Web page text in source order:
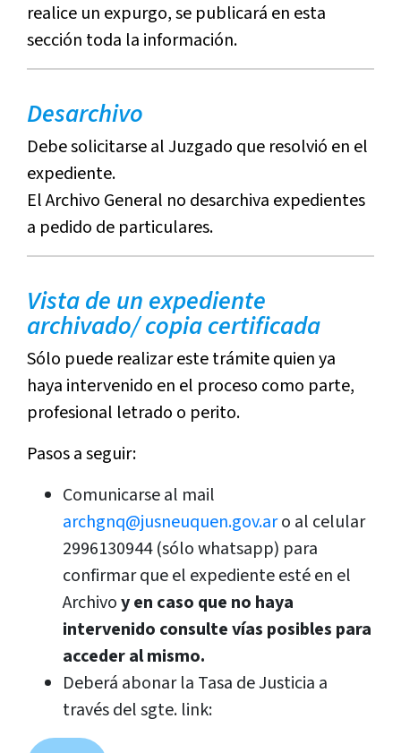
realice un expurgo, se publicará en esta
sección toda la información.
Desarchivo
Debe solicitarse al Juzgado que resolvió en el
expediente.
El Archivo General no desarchiva expedientes
a pedido de particulares.
Vista de un expediente
archivado/ copia certificada
Sólo puede realizar este trámite quien ya
haya intervenido en el proceso como parte,
profesional letrado o perito.
Pasos a seguir:
Comunicarse al mail
archgnq@jusneuquen.gov.aro al celular
2996130944 (sólo whatsapp) para
confirmar que el expediente esté en el
Archivoy en caso que no haya
intervenido consulte vías posibles para
acceder al mismo.
Deberá abonar la Tasa de Justicia a
través del sgte. link: